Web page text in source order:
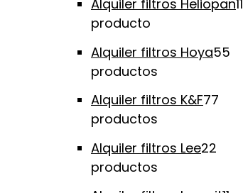
Alquiler filtros Heliopan11
producto
Alquiler filtros Hoya55
productos
Alquiler filtros K&F77
productos
Alquiler filtros Lee22
productos